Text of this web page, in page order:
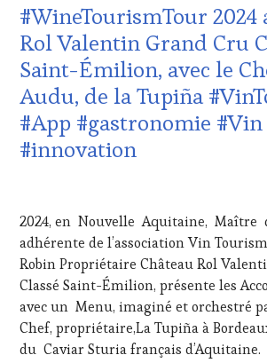
VOUCHER,
WINE
TOURISM
FAME,
TOURISM
TOUR,
WINE
TOURISM
VITICOLE,
ADHÉRENT,
VIN
TOURISME
EDITION
LES
CLÉS
DU
VIN
HAUTE
GASTRONOMIE
FRANÇAISE,
INVITATIONS
DÉGUSTATIONS,
WINE
TASTING,
#WineTourismTour 2024
Rol Valentin Grand Cru
Saint-Émilion, avec le
Audu, de la Tupiña
#App #gastronomie #Vin
#innovation
2024
2024, en Nouvelle Aquitaine, Maître
adhérente de l’association Vin
Robin Propriétaire Château Rol
Classé Saint-Émilion, présente les
avec un Menu, imaginé et orchestré
Chef, propriétaire,La Tupiña à
du Caviar Sturia français d’Aquitaine.